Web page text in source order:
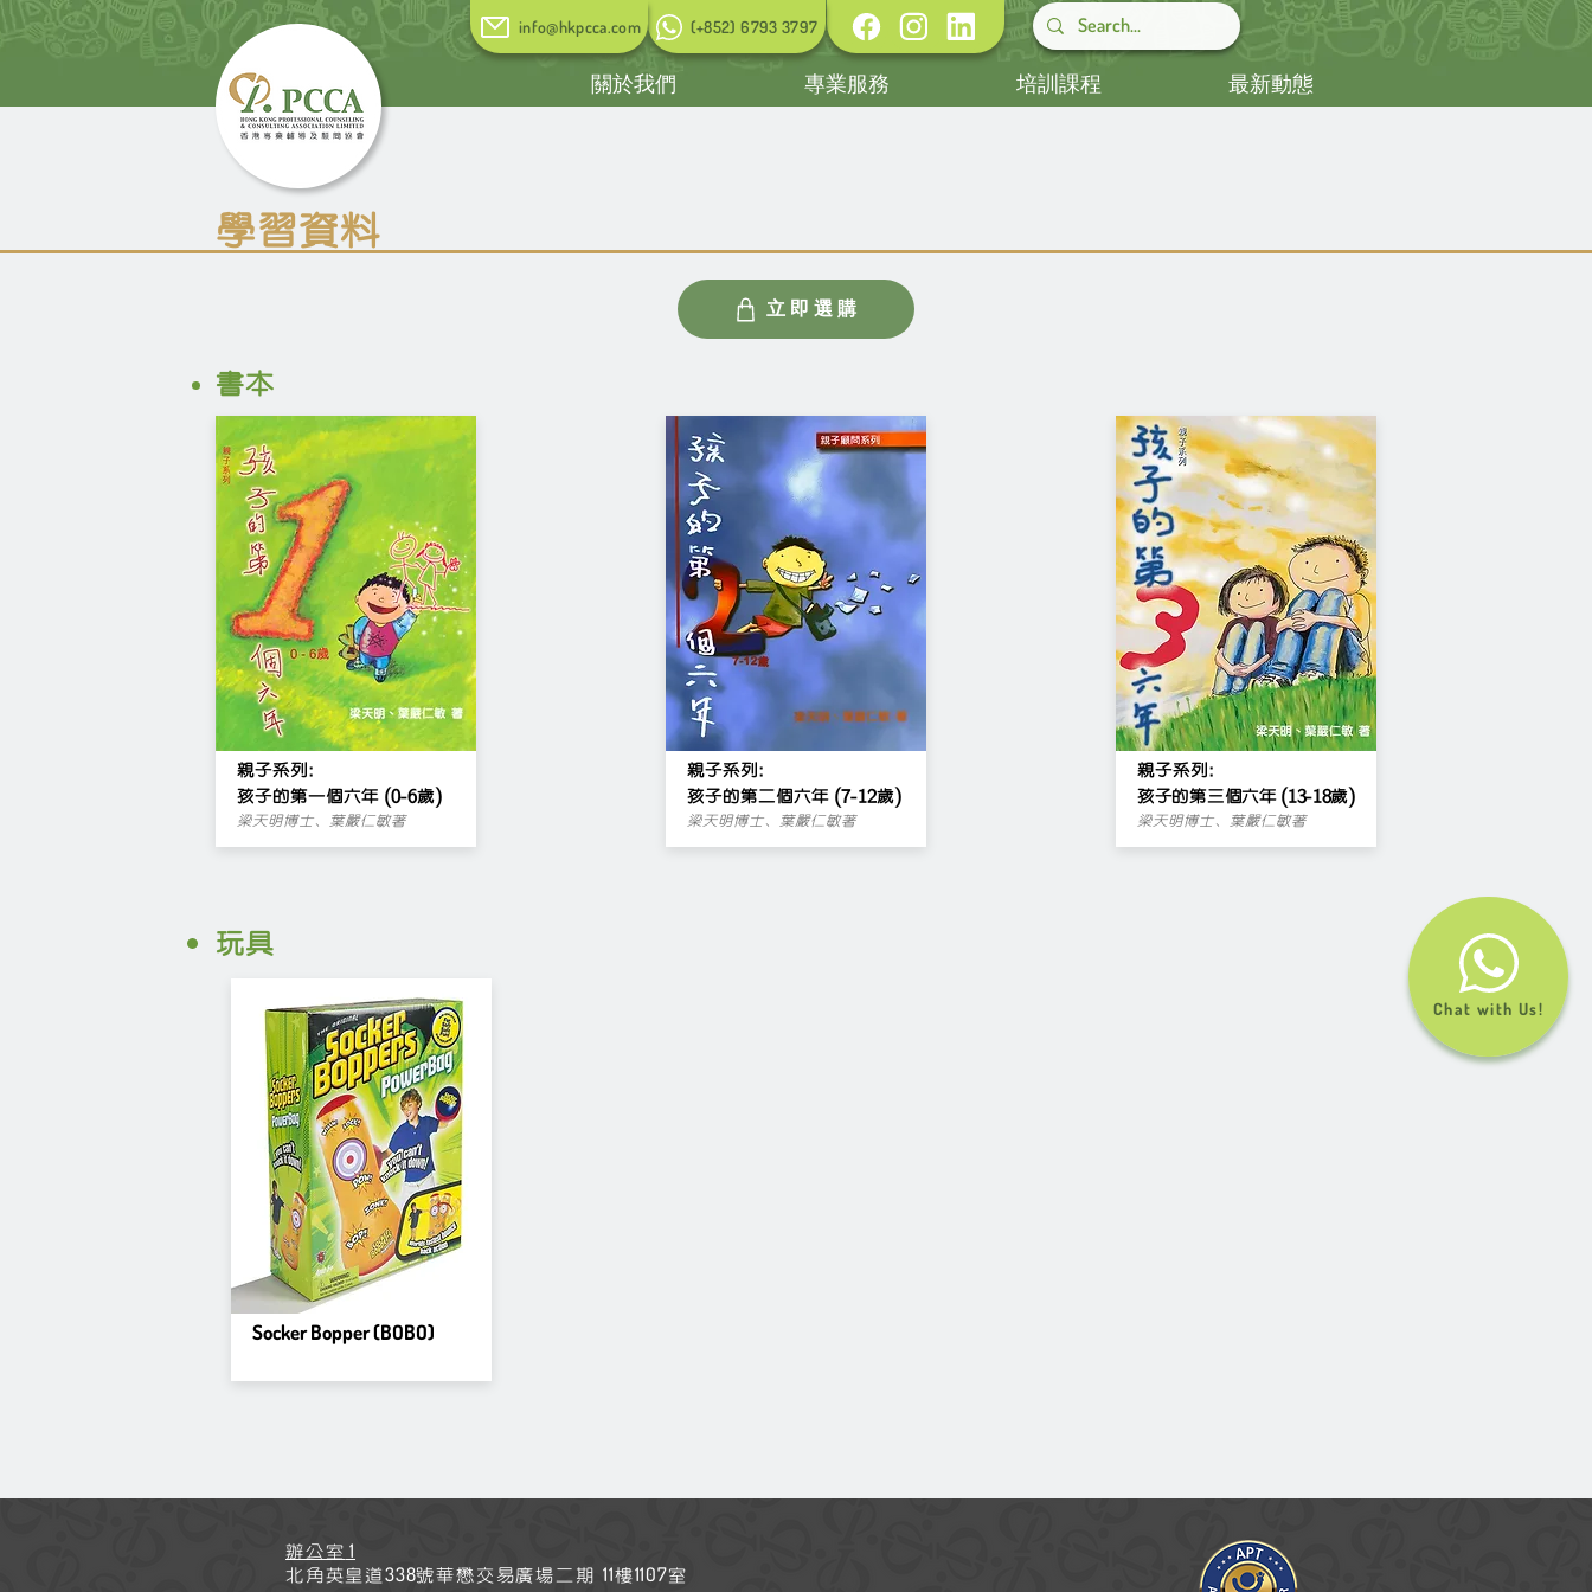
(+852) 6793 3797
info@hkpcca.com
關於我們 專業服務 培訓課程 最新動態
Chat with Us!
學習資料
立即選購
書本
親子系列:
孩子的第一個六年 (0-6歲)
梁天明博士、葉嚴仁敏著
親子系列:
孩子的第二個六年 (7-12歲)
梁天明博士、葉嚴仁敏著
親子系列:
孩子的第三個六年 (13-18歲)
梁天明博士、葉嚴仁敏著
玩具
Socker Bopper (BOBO)
辦公室 1
北角英皇道338號華懋交易廣場二期11樓1107室